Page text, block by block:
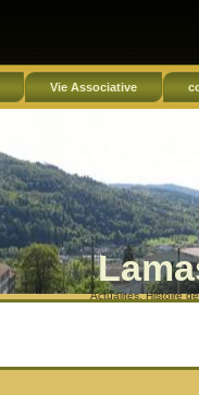
Vie Associative
Actualités, Histoire